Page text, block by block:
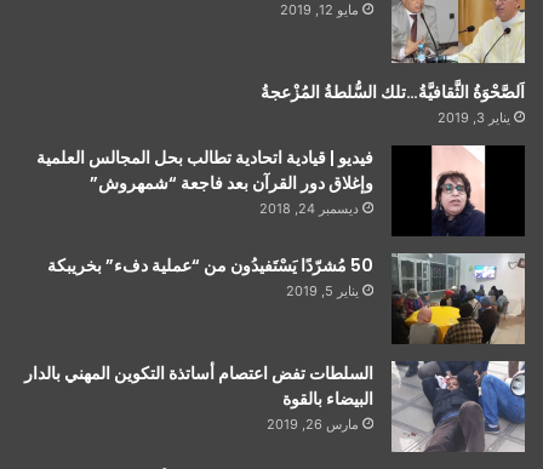
مايو 12, 2019
اَلصَّحْوَةُ الثَّقافيَّةُ…تلك السُّلطةُ المُزْعجةُ
يناير 3, 2019
فيديو | قيادية اتحادية تطالب بحل المجالس العلمية
وإغلاق دور القرآن بعد فاجعة “شمهروش”
ديسمبر 24, 2018
50 مُشرّدًا يَسْتَفيدُون من “عملية دفء” بخريبكة
يناير 5, 2019
السلطات تفض اعتصام أساتذة التكوين المهني بالدار
البيضاء بالقوة
مارس 26, 2019